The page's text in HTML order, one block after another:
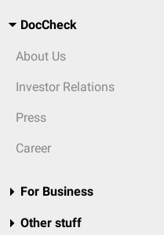
DocCheck
About Us
Investor Relations
Press
Career
For Business
Other stuff